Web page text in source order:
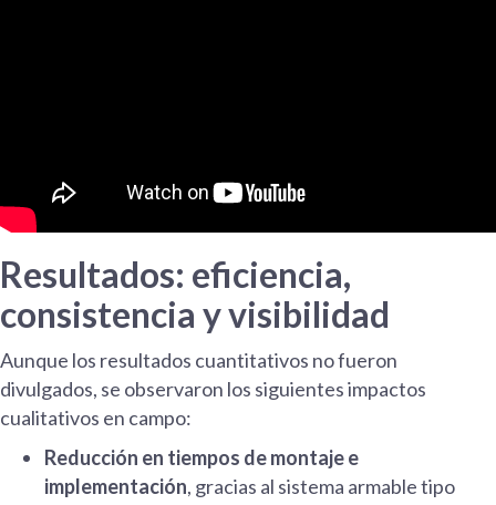
Resultados: eficiencia,
consistencia y visibilidad
Aunque los resultados cuantitativos no fueron
divulgados, se observaron los siguientes impactos
cualitativos en campo:
Reducción en tiempos de montaje e
implementación, gracias al sistema armable tipo